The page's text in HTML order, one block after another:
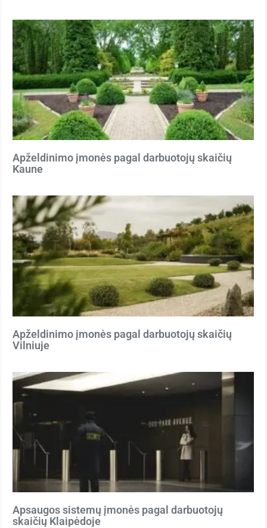
Apželdinimo įmonės pagal darbuotojų skaičių
Kaune
Apželdinimo įmonės pagal darbuotojų skaičių
Vilniuje
Apsaugos sistemų įmonės pagal darbuotojų
skaičių Klaipėdoje